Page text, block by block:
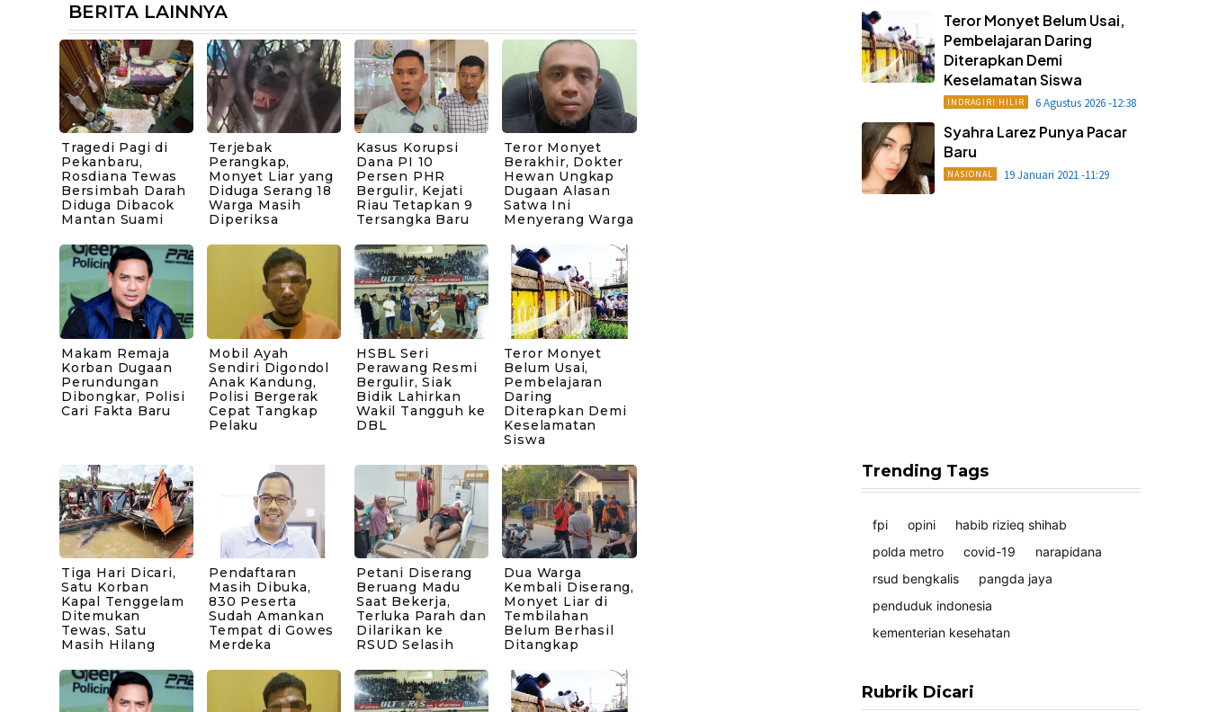
BERITA LAINNYA
Tragedi Pagi di
Pekanbaru,
Rosdiana Tewas
Bersimbah Darah
Diduga Dibacok
Mantan Suami
Terjebak
Perangkap,
Monyet Liar yang
Diduga Serang 18
Warga Masih
Diperiksa
Kasus Korupsi
Dana PI 10
Persen PHR
Bergulir, Kejati
Riau Tetapkan 9
Tersangka Baru
Teror Monyet
Berakhir, Dokter
Hewan Ungkap
Dugaan Alasan
Satwa Ini
Menyerang Warga
Makam Remaja
Korban Dugaan
Perundungan
Dibongkar, Polisi
Cari Fakta Baru
Mobil Ayah
Sendiri Digondol
Anak Kandung,
Polisi Bergerak
Cepat Tangkap
Pelaku
HSBL Seri
Perawang Resmi
Bergulir, Siak
Bidik Lahirkan
Wakil Tangguh ke
DBL
Teror Monyet
Belum Usai,
Pembelajaran
Daring
Diterapkan Demi
Keselamatan
Siswa
Tiga Hari Dicari,
Satu Korban
Kapal Tenggelam
Ditemukan
Tewas, Satu
Masih Hilang
Pendaftaran
Masih Dibuka,
830 Peserta
Sudah Amankan
Tempat di Gowes
Merdeka
Petani Diserang
Beruang Madu
Saat Bekerja,
Terluka Parah dan
Dilarikan ke
RSUD Selasih
Dua Warga
Kembali Diserang,
Monyet Liar di
Tembilahan
Belum Berhasil
Ditangkap
Teror Monyet Belum Usai,
Pembelajaran Daring
Diterapkan Demi
Keselamatan Siswa
INDRAGIRI HILIR 6 Agustus 2026 -12:38
Syahra Larez Punya Pacar
Baru
NASIONAL 19 Januari 2021 -11:29
Trending Tags
fpi opini
habib rizieq shihab
polda metro
covid-19
narapidana
rsud bengkalis
pangda jaya
penduduk indonesia
kementerian kesehatan
Rubrik Dicari